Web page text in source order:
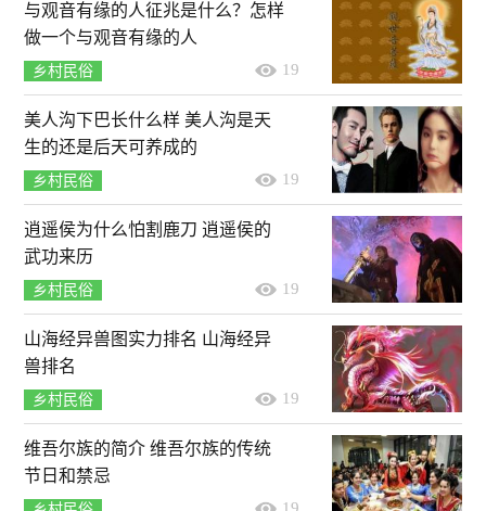
与观音有缘的人征兆是什么？怎样
做一个与观音有缘的人
乡村民俗 19
美人沟下巴长什么样 美人沟是天
生的还是后天可养成的
乡村民俗 19
逍遥侯为什么怕割鹿刀 逍遥侯的
武功来历
乡村民俗 19
山海经异兽图实力排名 山海经异
兽排名
乡村民俗 19
维吾尔族的简介 维吾尔族的传统
节日和禁忌